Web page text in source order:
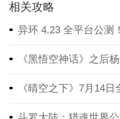
相关攻略
异环 4.23 全平台公测
《黑悟空神话》之后
《晴空之下》7月14